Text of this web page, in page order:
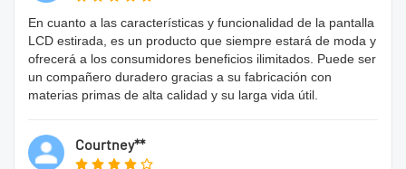
En cuanto a las características y funcionalidad de la pantalla
LCD estirada, es un producto que siempre estará de moda y
ofrecerá a los consumidores beneficios ilimitados. Puede ser
un compañero duradero gracias a su fabricación con
materias primas de alta calidad y su larga vida útil.
Courtney**